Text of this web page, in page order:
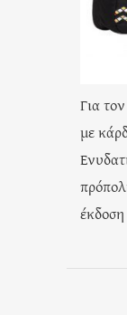
Για
με
έκδοση